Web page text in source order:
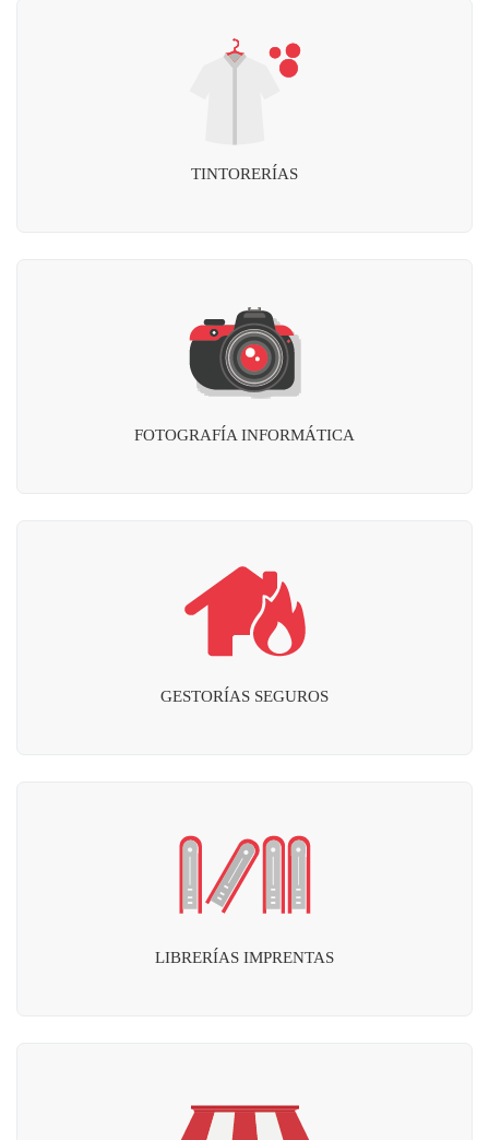
TINTORERÍAS
FOTOGRAFÍA INFORMÁTICA
GESTORÍAS SEGUROS
LIBRERÍAS IMPRENTAS